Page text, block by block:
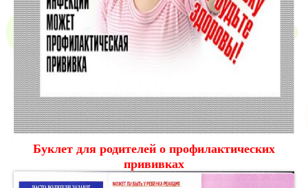
Буклет для родителей о профилактических
прививках